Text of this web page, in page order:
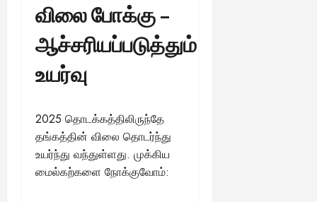
விலை போக்கு –
ஆச்சரியப்படுத்தும்
உயர்வு
2025 தொடக்கத்திலிருந்தே
தங்கத்தின் விலை தொடர்ந்து
உயர்ந்து வந்துள்ளது. முக்கிய
மைல்கற்களை நோக்குவோம்: